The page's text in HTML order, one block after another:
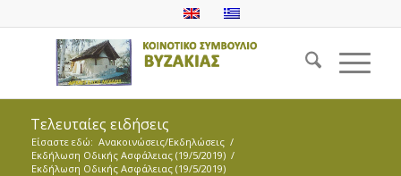
Τελευταίες ειδήσεις
Είσαστε εδώ: Ανακοινώσεις/Εκδηλώσεις /
Εκδήλωση Οδικής Ασφάλειας (19/5/2019) /
Εκδήλωση Οδικής Ασφάλειας (19/5/2019)